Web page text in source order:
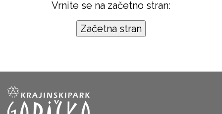
Vrnite se na začetno stran: